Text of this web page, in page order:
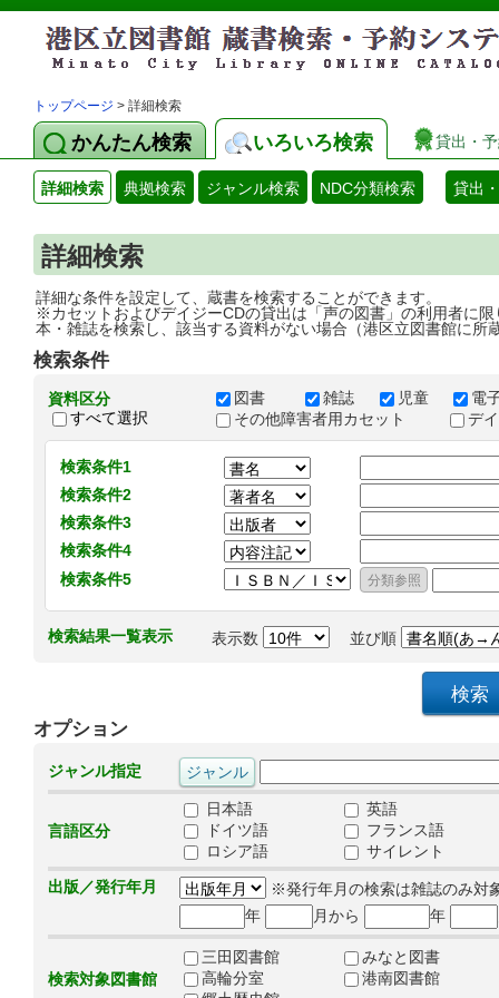
トップページ > 詳細検索
かんたん検索 いろいろ検索 貸出・
詳細検索 典拠検索 ジャンル検索 NDC分類検索 貸出
詳細検索
詳細な条件を設定して、蔵書を検索することができます。
※カセットおよびデイジーCDの貸出は「声の図書」の利用者に限
本・雑誌を検索し、該当する資料がない場合（港区立図書館に所
検索条件
資料区分
すべて選択
図書 雑誌 児童
電
その他障害者用カセット
デ
検索条件1
検索条件2
検索条件3
検索条件4
検索条件5
検索結果一覧表示 表示数 並び順
オプション
ジャンル指定
言語区分
日本語
英語
ドイツ語
フランス語
ロシア語
サイレント
出版／発行年月
※発行年月の検索は雑誌のみ対
年
月から 年
検索対象図書館
三田図書館
みなと図書
高輪分室
港南図書館